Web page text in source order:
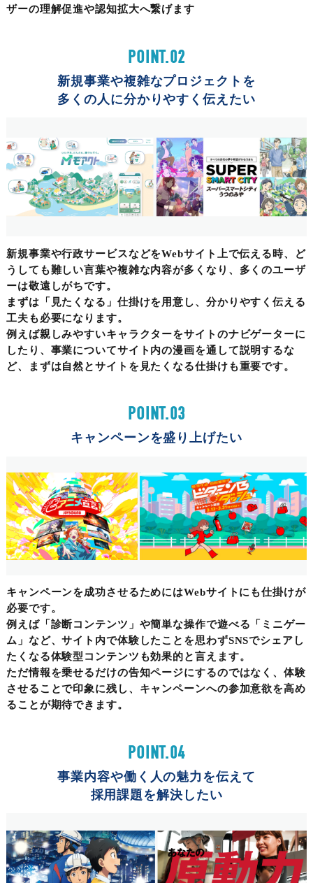
ザーの理解促進や認知拡大へ繋げます
POINT.02
新規事業や複雑なプロジェクトを
多くの人に分かりやすく伝えたい
新規事業や行政サービスなどをWebサイト上で伝える時、ど
うしても難しい言葉や複雑な内容が多くなり、多くのユーザ
ーは敬遠しがちです。
まずは「見たくなる」仕掛けを用意し、分かりやすく伝える
工夫も必要になります。
例えば親しみやすいキャラクターをサイトのナビゲーターに
したり、事業についてサイト内の漫画を通して説明するな
ど、まずは自然とサイトを見たくなる仕掛けも重要です。
POINT.03
キャンペーンを盛り上げたい
キャンペーンを成功させるためにはWebサイトにも仕掛けが
必要です。
例えば「診断コンテンツ」や簡単な操作で遊べる「ミニゲー
ム」など、サイト内で体験したことを思わずSNSでシェアし
たくなる体験型コンテンツも効果的と言えます。
ただ情報を乗せるだけの告知ページにするのではなく、体験
させることで印象に残し、キャンペーンへの参加意欲を高め
ることが期待できます。
POINT.04
事業内容や働く人の魅力を伝えて
採用課題を解決したい